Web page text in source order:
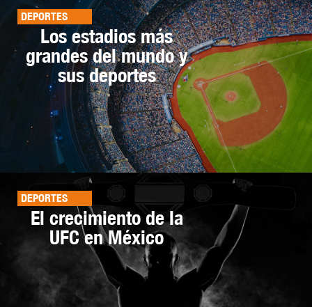
DEPORTES
Los estadios más
grandes del mundo y
sus deportes
DEPORTES
El crecimiento de la
UFC en México